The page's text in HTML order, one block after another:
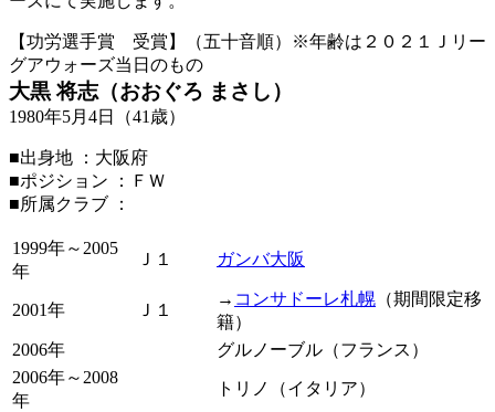
【功労選手賞 受賞】（五十音順）※年齢は２０２１Ｊリー
グアウォーズ当日のもの
大黒 将志（おおぐろ まさし）
1980年5月4日（41歳）
■出身地 ：大阪府
■ポジション ：ＦＷ
■所属クラブ ：
1999年～2005
年
Ｊ１ ガンバ大阪
2001年 Ｊ１
→ コンサドーレ札幌 （期間限定移
籍）
2006年
グルノーブル（フランス）
2006年～2008
年
トリノ（イタリア）